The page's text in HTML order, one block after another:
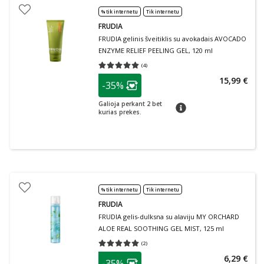
% tik internetu Tik internetu
FRUDIA
FRUDIA gelinis šveitiklis su avokadais AVOCADO
ENZYME RELIEF PEELING GEL, 120 ml
(4)
Vidutinis įvertinimas 5.00
patarimas
Lojalumo klubo narių nuolaida
-35%
Galioja perkant 2 bet
kurias prekes.
patarimas
15,99 €
% tik internetu Tik internetu
FRUDIA
FRUDIA gelis-dulksna su alaviju MY ORCHARD
ALOE REAL SOOTHING GEL MIST, 125 ml
(2)
Vidutinis įvertinimas 5.00
patarimas 6,29 €